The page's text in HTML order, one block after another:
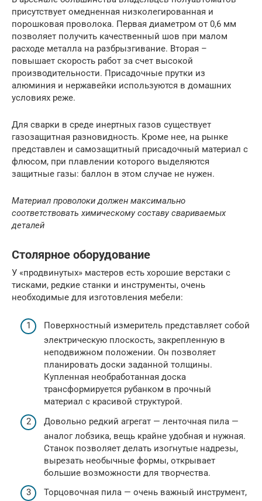
присутствует омедненная низколегированная и
порошковая проволока. Первая диаметром от 0,6 мм
позволяет получить качественный шов при малом
расходе металла на разбрызгивание. Вторая –
повышает скорость работ за счет высокой
производительности. Присадочные прутки из
алюминия и нержавейки используются в домашних
условиях реже.
Для сварки в среде инертных газов существует
газозащитная разновидность. Кроме нее, на рынке
представлен и самозащитный присадочный материал с
флюсом, при плавлении которого выделяются
защитные газы: баллон в этом случае не нужен.
Материал проволоки должен максимально
соответствовать химическому составу свариваемых
деталей
Столярное оборудование
У «продвинутых» мастеров есть хорошие верстаки с
тисками, редкие станки и инструменты, очень
необходимые для изготовления мебели:
Поверхностный измеритель представляет собой
электрическую плоскость, закрепленную в
неподвижном положении. Он позволяет
планировать доски заданной толщины.
Купленная необработанная доска
трансформируется рубанком в прочный
материал с красивой структурой.
Довольно редкий агрегат — ленточная пила —
аналог лобзика, вещь крайне удобная и нужная.
Станок позволяет делать изогнутые надрезы,
вырезать необычные формы, открывает
большие возможности для творчества.
Торцовочная пила — очень важный инструмент,